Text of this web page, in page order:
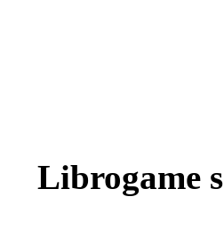
Librogame